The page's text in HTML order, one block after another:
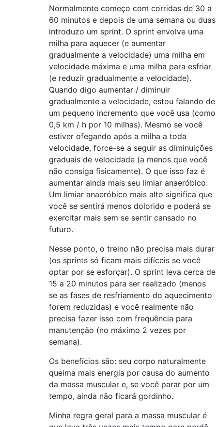
Normalmente começo com corridas de 30 a
60 minutos e depois de uma semana ou duas
introduzo um sprint. O sprint envolve uma
milha para aquecer (e aumentar
gradualmente a velocidade) uma milha em
velocidade máxima e uma milha para esfriar
(e reduzir gradualmente a velocidade).
Quando digo aumentar / diminuir
gradualmente a velocidade, estou falando de
um pequeno incremento que você usa (como
0,5 km / h por 10 milhas). Mesmo se você
estiver ofegando após a milha a toda
velocidade, force-se a seguir as diminuições
graduais de velocidade (a menos que você
não consiga fisicamente). O que isso faz é
aumentar ainda mais seu limiar anaeróbico.
Um limiar anaeróbico mais alto significa que
você se sentirá menos dolorido e poderá se
exercitar mais sem se sentir cansado no
futuro.
Nesse ponto, o treino não precisa mais durar
(os sprints só ficam mais difíceis se você
optar por se esforçar). O sprint leva cerca de
15 a 20 minutos para ser realizado (menos
se as fases de resfriamento do aquecimento
forem reduzidas) e você realmente não
precisa fazer isso com frequência para
manutenção (no máximo 2 vezes por
semana).
Os benefícios são: seu corpo naturalmente
queima mais energia por causa do aumento
da massa muscular e, se você parar por um
tempo, ainda não ficará gordinho.
Minha regra geral para a massa muscular é